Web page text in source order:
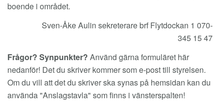
boende i området.
Sven-Åke Aulin sekreterare brf Flytdockan 1 070-
345 15 47
Frågor? Synpunkter? Använd gärna formuläret här
nedanför! Det du skriver kommer som e-post till styrelsen.
Om du vill att det du skriver ska synas på hemsidan kan du
använda "Anslagstavla" som finns i vänsterspalten!